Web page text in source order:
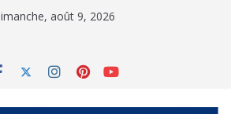
août 9, 2026